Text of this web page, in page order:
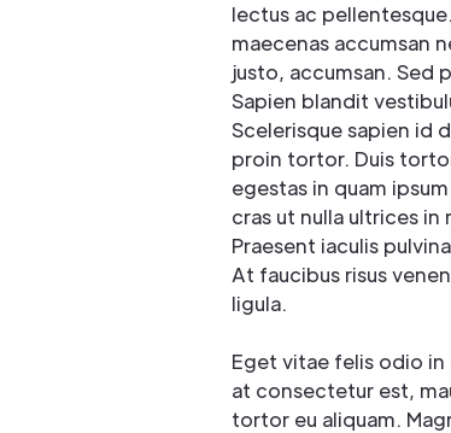
lectus ac
maecenas accumsan
justo, accumsan. Sed
Sapien blandit
Scelerisque sapien id
proin tortor. Duis
egestas in quam
cras ut nulla ultrices in
Praesent iaculis
At faucibus risus
ligula.
Eget vitae felis odio
at consectetur est,
tortor eu aliquam.